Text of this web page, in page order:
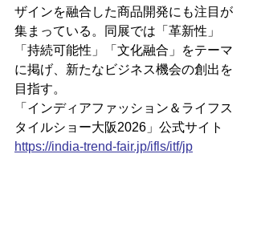
ザインを融合した商品開発にも注目が
集まっている。同展では「革新性」
「持続可能性」「文化融合」をテーマ
に掲げ、新たなビジネス機会の創出を
目指す。
「インディアファッション＆ライフス
タイルショー大阪2026」公式サイト
https://india-trend-fair.jp/ifls/itf/jp